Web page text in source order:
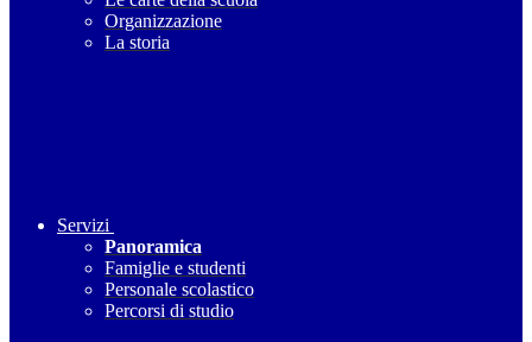
Organizzazione
La storia
Servizi
Panoramica
Famiglie e studenti
Personale scolastico
Percorsi di studio